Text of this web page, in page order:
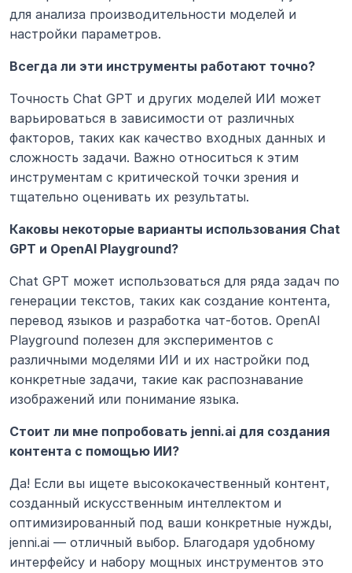
для анализа производительности моделей и
настройки параметров.
Всегда ли эти инструменты работают точно?
Точность Chat GPT и других моделей ИИ может
варьироваться в зависимости от различных
факторов, таких как качество входных данных и
сложность задачи. Важно относиться к этим
инструментам с критической точки зрения и
тщательно оценивать их результаты.
Каковы некоторые варианты использования Chat
GPT и OpenAI Playground?
Chat GPT может использоваться для ряда задач по
генерации текстов, таких как создание контента,
перевод языков и разработка чат-ботов. OpenAI
Playground полезен для экспериментов с
различными моделями ИИ и их настройки под
конкретные задачи, такие как распознавание
изображений или понимание языка.
Стоит ли мне попробовать jenni.ai для создания
контента с помощью ИИ?
Да! Если вы ищете высококачественный контент,
созданный искусственным интеллектом и
оптимизированный под ваши конкретные нужды,
jenni.ai — отличный выбор. Благодаря удобному
интерфейсу и набору мощных инструментов это